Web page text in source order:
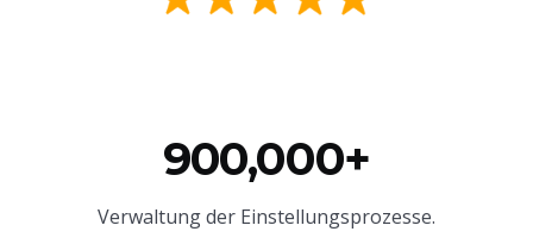
900,000+
Verwaltung der Einstellungsprozesse.